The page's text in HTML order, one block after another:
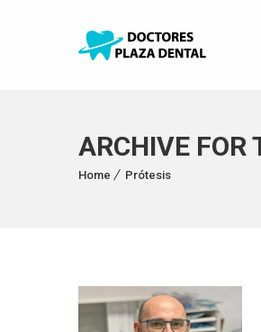
ARCHIVE FOR
Home Prótesis